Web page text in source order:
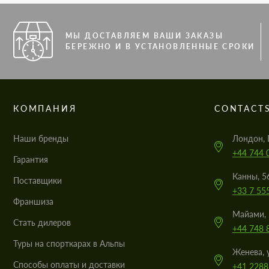
МЫ ДОСТАВЛЯЕМ ВАШИ ЗАКАЗЫ
БЕРЕЖНО И В УСТАНОВЛЕННЫЕ СРОКИ
КОМПАНИЯ
Наши бренды
Гарантия
Поставщики
Франшиза
Стать дилеров
Туры на спорткарах в Альпы
Cпособы оплаты и доставки
Лондон,
+44 744
Канны,
+33 7
Майами,
+44 748
Женева,
+41